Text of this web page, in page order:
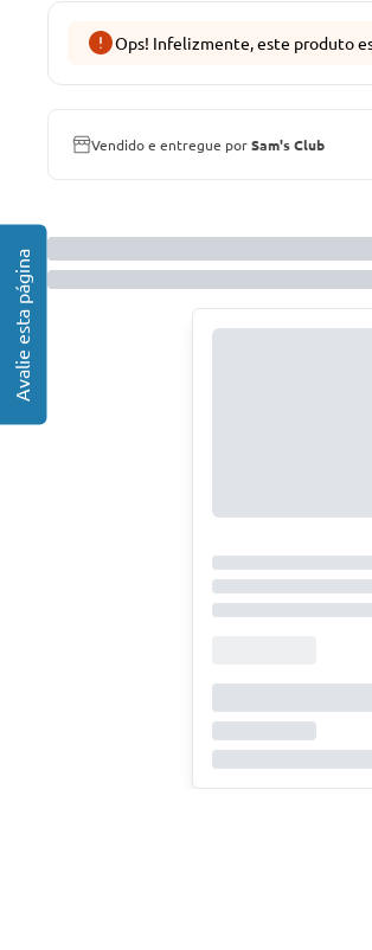
Ops! Infelizmente, este produto
Vendido e entregue porSam's Club